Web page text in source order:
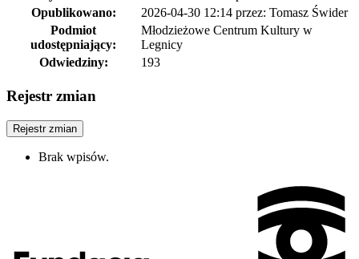
Opublikowano:
2026-04-30 12:14 przez: Tomasz Świder
Podmiot
udostępniający:
Młodzieżowe Centrum Kultury w
Legnicy
Odwiedziny:
193
Rejestr zmian
Rejestr zmian
Brak wpisów.